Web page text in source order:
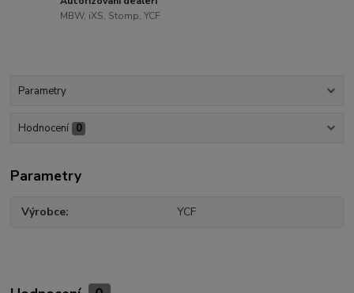
MBW, iXS, Stomp, YCF
Parametry
Hodnocení 0
Parametry
Výrobce YCF